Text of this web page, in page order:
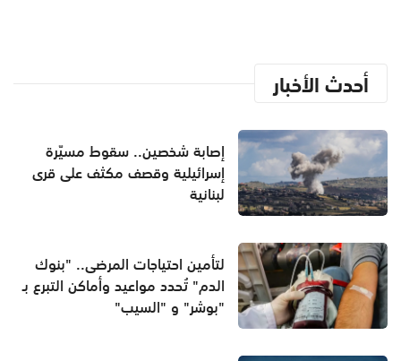
أحدث الأخبار
إصابة شخصين.. سقوط مسيّرة
إسرائيلية وقصف مكثف على قرى
لبنانية
لتأمين احتياجات المرضى.. "بنوك
الدم" تُحدد مواعيد وأماكن التبرع بـ
"بوشر" و "السيب"